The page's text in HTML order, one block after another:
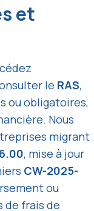
et
le RAS,
ou obligatoires,
Nous
migrant
, mise à jour
CW-2025-
ou
de frais de